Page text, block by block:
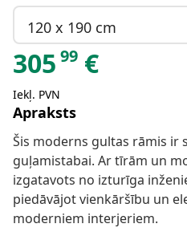
120 x 190 cm
305 99 €
Iekļ. PVN
Apraksts
Šis moderns gultas rāmis ir
guļamistabai. Ar tīrām un
izgatavots no izturīga
piedāvājot vienkāršību un
moderniem interjeriem.